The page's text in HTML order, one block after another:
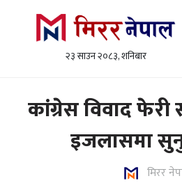
२३ साउन २०८३, शनिबार
कांग्रेस विवाद फेरी
इजलासमा
मिरर